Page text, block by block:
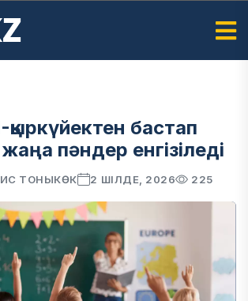
қыркүйектен бастап
пәндер енгізіледі
ТОНЫКӨК 2 ШІЛДЕ, 2026 225